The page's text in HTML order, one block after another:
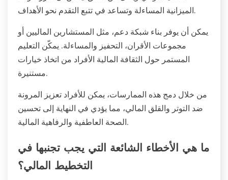
لتنمية عقلية مالية استباقية، يجب على الأفراد التركيز على
تطوير عادات ومواقف إيجابية تجاه المال. يشمل ذلك وضع
أهداف مالية واضحة، وممارسة اليقظة بشأن الإنفاق،
واحتضان عقلية النمو.
يمكن أن يعزز الانخراط في التأمل المنتظم في القرارات
المالية الوعي ويقلل من القلق. يمكن أن تعزز أدوات
يمكن أن يوفر بناء شبكة دعم، مثل المستشارين الماليين أو
المستمر حول الثقافة المالية الأفراد من اتخاذ خيارات
مستنيرة.